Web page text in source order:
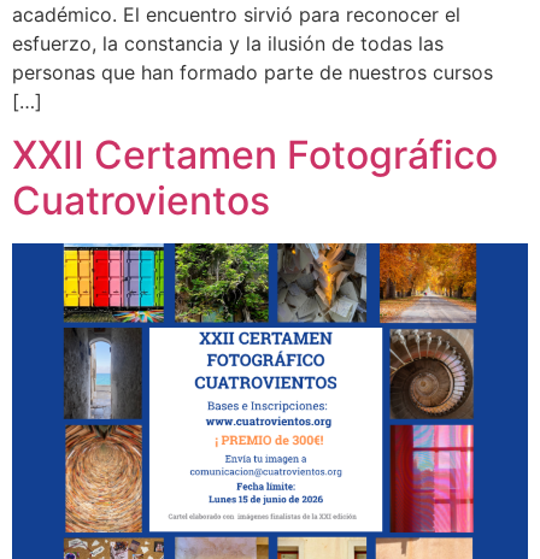
académico. El encuentro sirvió para reconocer el
esfuerzo, la constancia y la ilusión de todas las
personas que han formado parte de nuestros cursos
[…]
XXII Certamen Fotográfico
Cuatrovientos